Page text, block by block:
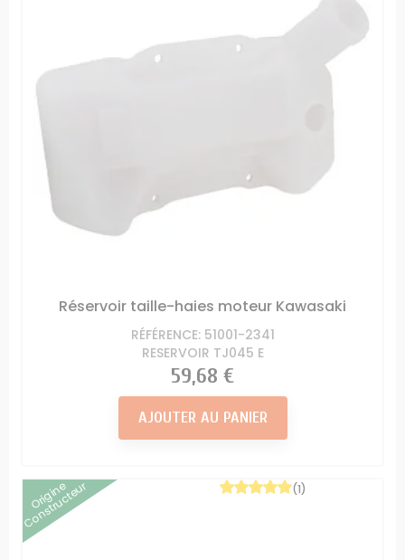
Réservoir taille-haies moteur Kawasaki
RÉFÉRENCE: 51001-2341
RESERVOIR TJ045 E
Prix
59,68 €
AJOUTER AU PANIER
Origine
Constructeur (1)